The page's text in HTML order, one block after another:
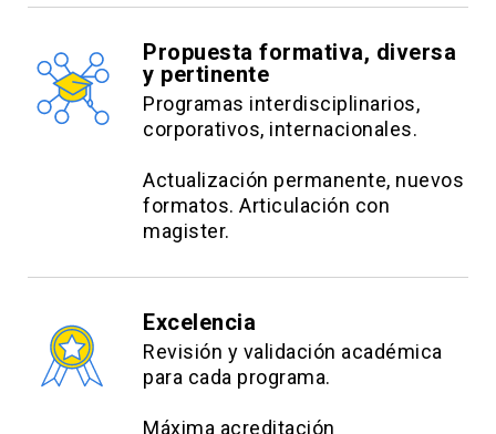
Propuesta formativa, diversa
y pertinente
Programas interdisciplinarios,
corporativos, internacionales.
Actualización permanente, nuevos
formatos. Articulación con
magister.
Excelencia
Revisión y validación académica
para cada programa.
Máxima acreditación